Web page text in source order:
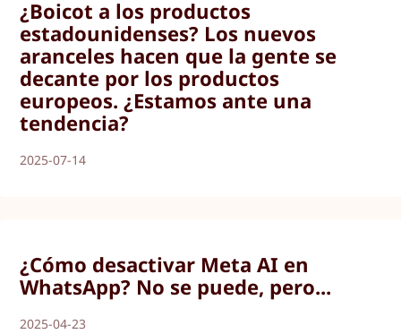
¿Boicot a los productos
estadounidenses? Los nuevos
aranceles hacen que la gente se
decante por los productos
europeos. ¿Estamos ante una
tendencia?
2025-07-14
¿Cómo desactivar Meta AI en
WhatsApp? No se puede, pero...
2025-04-23